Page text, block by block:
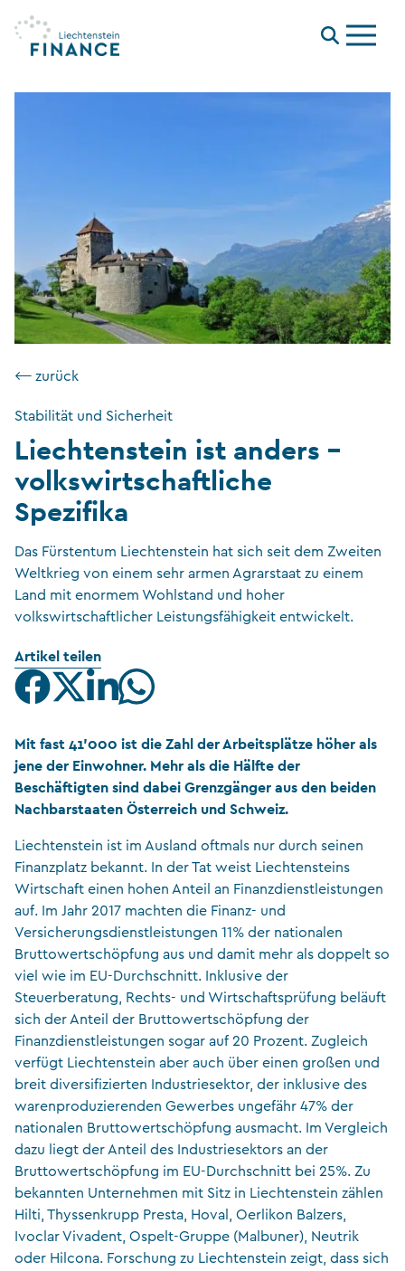
Menu
⟵ zurück
Stabilität und Sicherheit
Liechtenstein ist anders –
volkswirtschaftliche
Spezifika
Das Fürstentum Liechtenstein hat sich seit dem Zweiten
Weltkrieg von einem sehr armen Agrarstaat zu einem
Land mit enormem Wohlstand und hoher
volkswirtschaftlicher Leistungsfähigkeit entwickelt.
Artikel teilen
Mit fast 41’000 ist die Zahl der Arbeitsplätze höher als
jene der Einwohner. Mehr als die Hälfte der
Beschäftigten sind dabei Grenzgänger aus den beiden
Nachbarstaaten Österreich und Schweiz.
Liechtenstein ist im Ausland oftmals nur durch seinen
Finanzplatz bekannt. In der Tat weist Liechtensteins
Wirtschaft einen hohen Anteil an Finanzdienstleistungen
auf. Im Jahr 2017 machten die Finanz- und
Versicherungsdienstleistungen 11% der nationalen
Bruttowertschöpfung aus und damit mehr als doppelt so
viel wie im EU-Durchschnitt. Inklusive der
Steuerberatung, Rechts- und Wirtschaftsprüfung beläuft
sich der Anteil der Bruttowertschöpfung der
Finanzdienstleistungen sogar auf 20 Prozent. Zugleich
verfügt Liechtenstein aber auch über einen großen und
breit diversifizierten Industriesektor, der inklusive des
warenproduzierenden Gewerbes ungefähr 47% der
nationalen Bruttowertschöpfung ausmacht. Im Vergleich
dazu liegt der Anteil des Industriesektors an der
Bruttowertschöpfung im EU-Durchschnitt bei 25%. Zu
bekannten Unternehmen mit Sitz in Liechtenstein zählen
Hilti, Thyssenkrupp Presta, Hoval, Oerlikon Balzers,
Ivoclar Vivadent, Ospelt-Gruppe (Malbuner), Neutrik
oder Hilcona. Forschung zu Liechtenstein zeigt, dass sich